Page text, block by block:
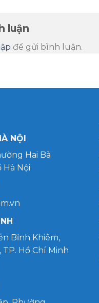
luận
để gửi bình luận.
NỘI
Hai Bà
Nội
Bỉnh Khiêm,
Hồ Chí Minh